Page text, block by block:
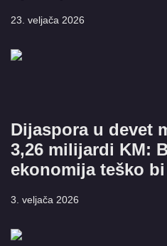
23. veljača 2026
Dijaspora u devet
3,26 milijardi KM:
ekonomija teško
3. veljača 2026